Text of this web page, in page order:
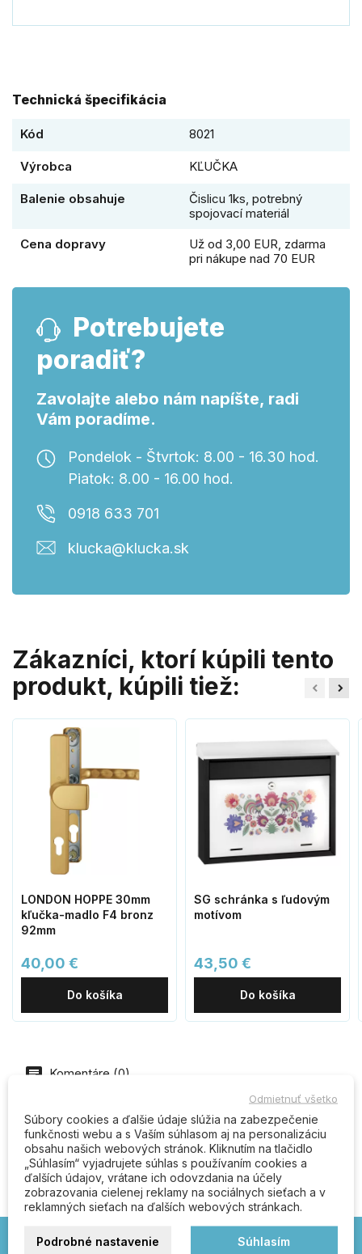
Technická špecifikácia
Kód 8021
Výrobca KĽUČKA
Balenie obsahuje
Čislicu 1ks, potrebný
spojovací materiál
Cena dopravy
Už od 3,00 EUR, zdarma
pri nákupe nad 70 EUR
Potrebujete
poradiť?
Zavolajte alebo nám napíšte, radi
Vám poradíme.
Pondelok - Štvrtok: 8.00 - 16.30 hod.
Piatok: 8.00 - 16.00 hod.
0918 633 701
klucka@klucka.sk
Zákazníci, ktorí kúpili tento
produkt, kúpili tiež:
LONDON HOPPE 30mm
kľučka-madlo F4 bronz
92mm
40,00 €
Do košíka
SG schránka s ľudovým
motívom
43,50 €
Do košíka
Komentáre (0)
Buďte prvý kto napíše recenziu
Odmietnuť všetko
Súbory cookies a ďalšie údaje slúžia na zabezpečenie
funkčnosti webu a s Vaším súhlasom aj na personalizáciu
obsahu našich webových stránok. Kliknutím na tlačidlo
„Súhlasím“ vyjadrujete súhlas s používaním cookies a
ďalších údajov, vrátane ich odovzdania na účely
zobrazovania cielenej reklamy na sociálnych sieťach a v
reklamných sieťach na ďalších webových stránkach.
Podrobné nastavenie Súhlasím